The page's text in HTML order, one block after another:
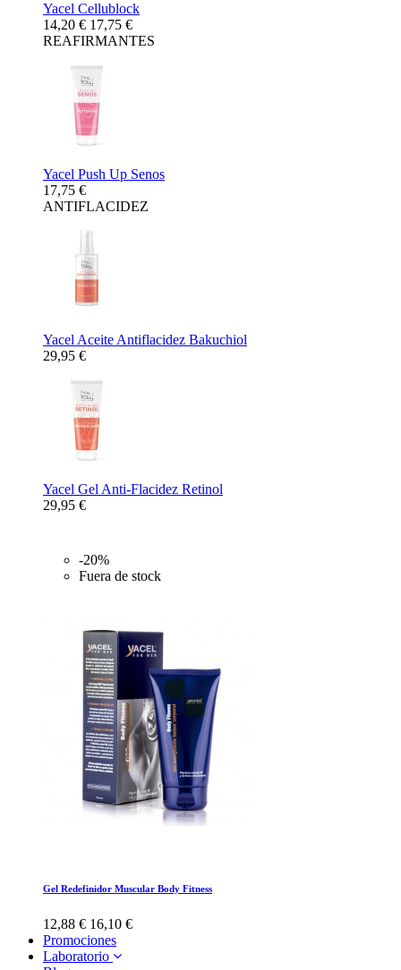
Yacel Cellublock
14,20 € 17,75 €
REAFIRMANTES
Yacel Push Up Senos
17,75 €
ANTIFLACIDEZ
Yacel Aceite Antiflacidez Bakuchiol
29,95 €
Yacel Gel Anti-Flacidez Retinol
29,95 €
-20%
Fuera de stock
Gel Redefinidor Muscular Body Fitness
12,88 € 16,10 €
Promociones
Laboratorio